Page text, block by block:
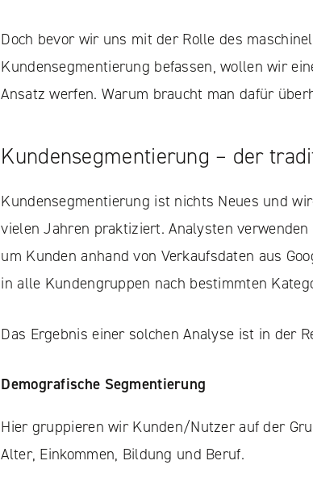
Doch bevor wir uns mit der Rolle des
Kundensegmentierung befassen, wollen wir
Ansatz werfen. Warum braucht man dafür
Kundensegmentierung – der
Kundensegmentierung ist nichts Neues und
vielen Jahren praktiziert. Analysten
um Kunden anhand von Verkaufsdaten aus
in alle Kundengruppen nach bestimmten
Das Ergebnis einer solchen Analyse ist in der
Demografische Segmentierung
Hier gruppieren wir Kunden/Nutzer auf der
Alter, Einkommen, Bildung und Beruf.